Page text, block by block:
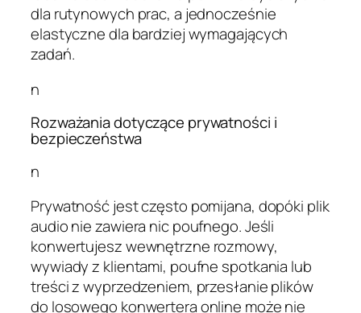
dla rutynowych prac, a jednocześnie
elastyczne dla bardziej wymagających
zadań.
n
Rozważania dotyczące prywatności i
bezpieczeństwa
n
Prywatność jest często pomijana, dopóki plik
audio nie zawiera nic poufnego. Jeśli
konwertujesz wewnętrzne rozmowy,
wywiady z klientami, poufne spotkania lub
treści z wyprzedzeniem, przesłanie plików
do losowego konwertera online może nie